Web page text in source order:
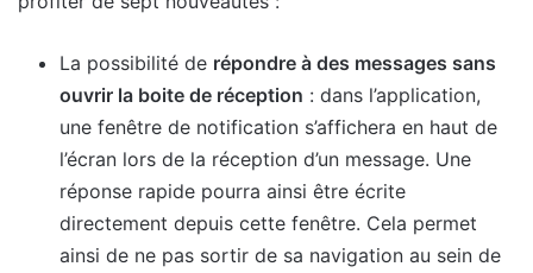
La possibilité de répondre à des messages sans
ouvrir la boite de réception : dans l’application,
une fenêtre de notification s’affichera en haut de
l’écran lors de la réception d’un message. Une
réponse rapide pourra ainsi être écrite
directement depuis cette fenêtre. Cela permet
ainsi de ne pas sortir de sa navigation au sein de